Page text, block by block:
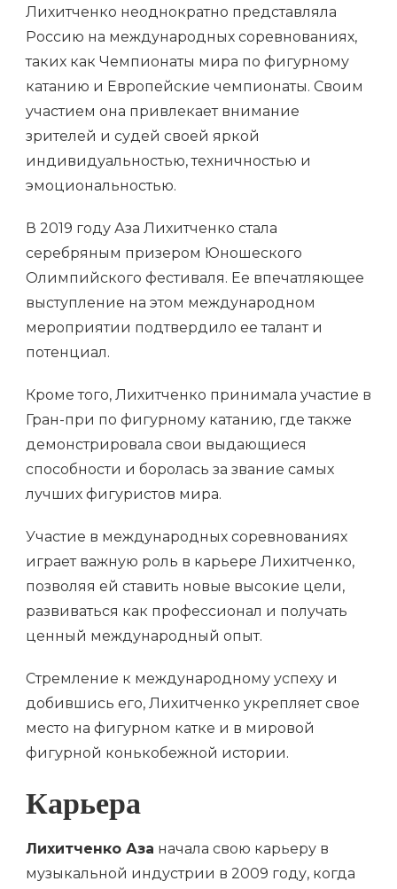
Лихитченко неоднократно представляла
Россию на международных соревнованиях,
таких как Чемпионаты мира по фигурному
катанию и Европейские чемпионаты. Своим
участием она привлекает внимание
зрителей и судей своей яркой
индивидуальностью, техничностью и
эмоциональностью.
В 2019 году Аза Лихитченко стала
серебряным призером Юношеского
Олимпийского фестиваля. Ее впечатляющее
выступление на этом международном
мероприятии подтвердило ее талант и
потенциал.
Кроме того, Лихитченко принимала участие в
Гран-при по фигурному катанию, где также
демонстрировала свои выдающиеся
способности и боролась за звание самых
лучших фигуристов мира.
Участие в международных соревнованиях
играет важную роль в карьере Лихитченко,
позволяя ей ставить новые высокие цели,
развиваться как профессионал и получать
ценный международный опыт.
Стремление к международному успеху и
добившись его, Лихитченко укрепляет свое
место на фигурном катке и в мировой
фигурной конькобежной истории.
Карьера
Лихитченко Аза начала свою карьеру в
музыкальной индустрии в 2009 году, когда